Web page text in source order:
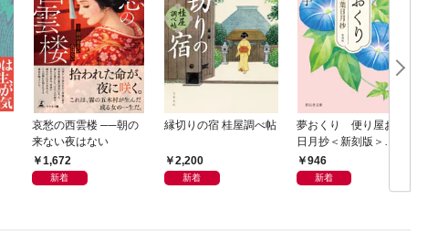
哀愁の西雲楼 ──朝の
来ない夜はない
1,672
新着
縁切りの宿 桂屋調べ帖
2,200
新着
夢おくり 便り屋お葉
日月抄＜新刻版＞
［1］
946
新着